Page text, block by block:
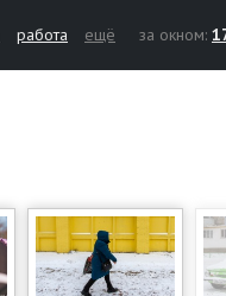
работа ещё за окном: